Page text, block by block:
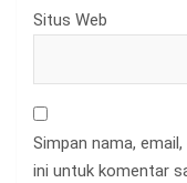
Situs Web
Simpan nama,
ini untuk komentar